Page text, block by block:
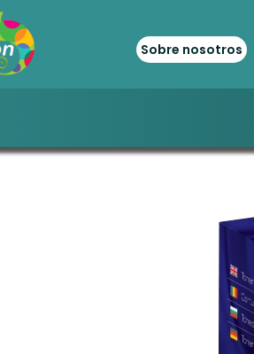
Sobre nosotros